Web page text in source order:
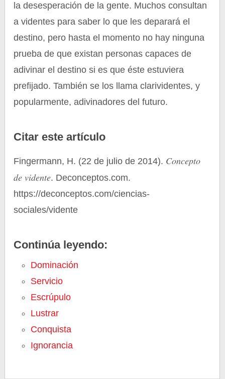
la desesperación de la gente. Muchos consultan
a videntes para saber lo que les deparará el
destino, pero hasta el momento no hay ninguna
prueba de que existan personas capaces de
adivinar el destino si es que éste estuviera
prefijado. También se los llama clarividentes, y
popularmente, adivinadores del futuro.
Citar este artículo
Fingermann, H. (22 de julio de 2014). Concepto
de vidente. Deconceptos.com.
https://deconceptos.com/ciencias-
sociales/vidente
Continúa leyendo:
Dominación
Servicio
Escrúpulo
Lustrar
Conquista
Ignorancia